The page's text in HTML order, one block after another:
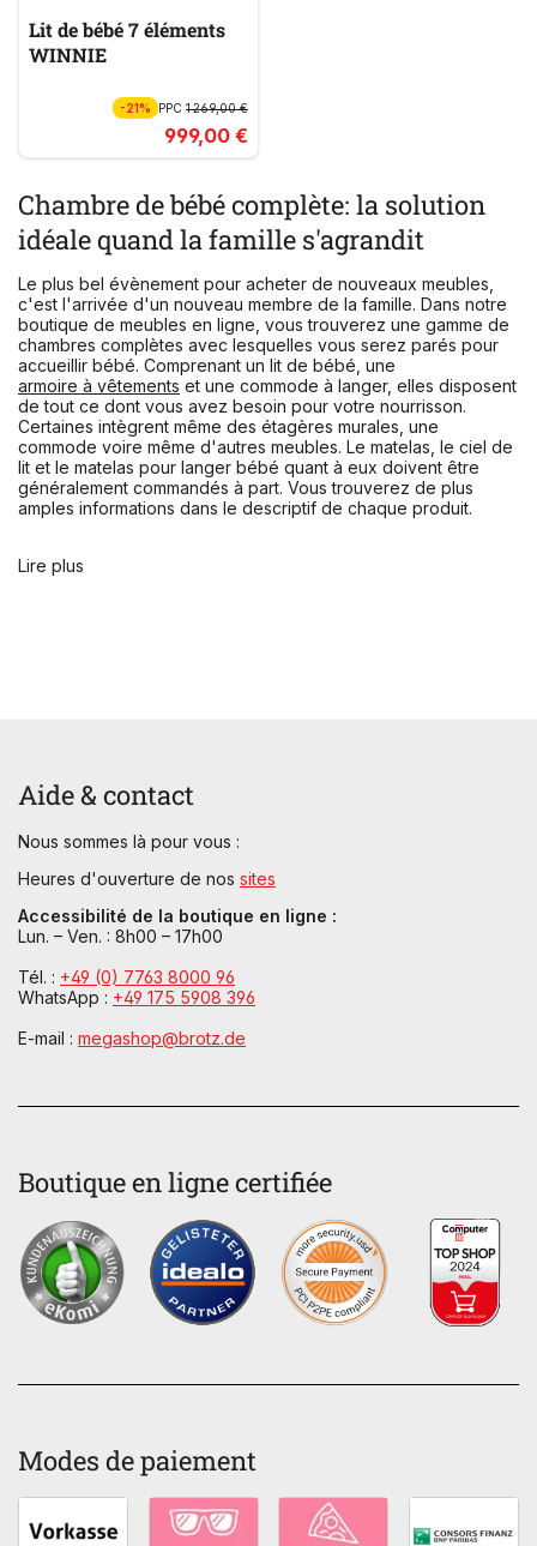
Lit de bébé 7 éléments
WINNIE
-21% PPC 1 269,00 €
999,00 €
Chambre de bébé complète: la solution
idéale quand la famille s'agrandit
Le plus bel évènement pour acheter de nouveaux meubles,
c'est l'arrivée d'un nouveau membre de la famille. Dans notre
boutique de meubles en ligne, vous trouverez une gamme de
chambres complètes avec lesquelles vous serez parés pour
accueillir bébé. Comprenant un lit de bébé, une
armoire à vêtements et une commode à langer, elles disposent
de tout ce dont vous avez besoin pour votre nourrisson.
Certaines intègrent même des étagères murales, une
commode voire même d'autres meubles. Le matelas, le ciel de
lit et le matelas pour langer bébé quant à eux doivent être
généralement commandés à part. Vous trouverez de plus
amples informations dans le descriptif de chaque produit.
Lire plus
Aide & contact
Nous sommes là pour vous :
Heures d'ouverture de nos sites
Accessibilité de la boutique en ligne :
Lun. – Ven. : 8h00 – 17h00
Tél. : +49 (0) 7763 8000 96
WhatsApp : +49 175 5908 396
E-mail : megashop@brotz.de
Boutique en ligne certifiée
Modes de paiement